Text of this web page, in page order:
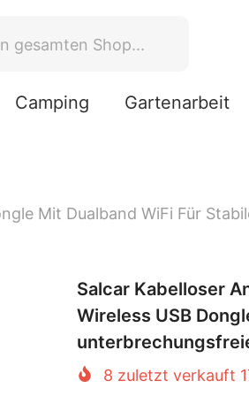
Camping Gartenarbeit
Mit Dualband WiFi Für
Salcar Kabelloser
Wireless USB
8 zuletzt verkauft